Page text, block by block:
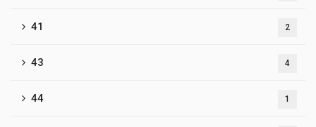
41 2
43 4
44 1